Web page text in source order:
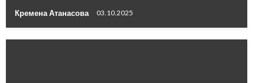
Кремена Атанасова 03.10.2025